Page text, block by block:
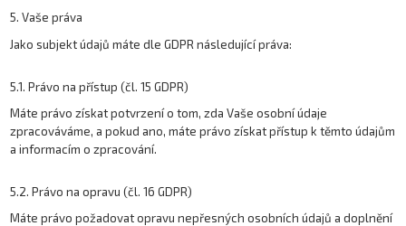
5. Vaše práva
Jako subjekt údajů máte dle GDPR následující práva:
5.1. Právo na přístup (čl. 15 GDPR)
Máte právo získat potvrzení o tom, zda Vaše osobní údaje
zpracováváme, a pokud ano, máte právo získat přístup k těmto údajům
a informacím o zpracování.
5.2. Právo na opravu (čl. 16 GDPR)
Máte právo požadovat opravu nepřesných osobních údajů a doplnění